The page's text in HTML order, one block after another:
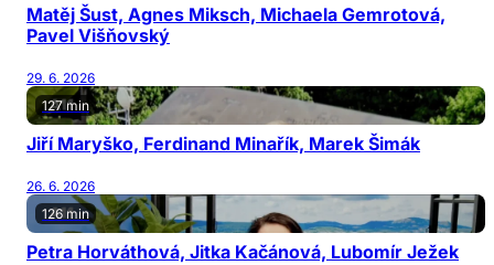
Matěj Šust, Agnes Miksch, Michaela Gemrotová,
Pavel Višňovský
29. 6. 2026
127 min
Jiří Maryško, Ferdinand Minařík, Marek Šimák
26. 6. 2026
126 min
Petra Horváthová, Jitka Kačánová, Lubomír Ježek